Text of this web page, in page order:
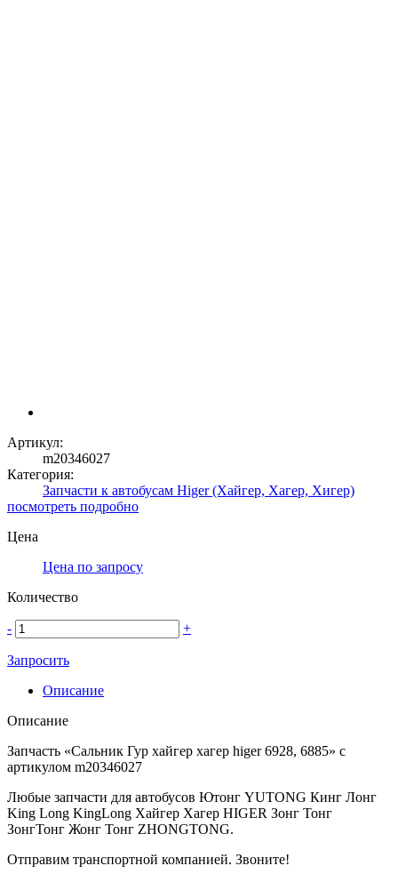
Артикул:
m20346027
Категория:
Запчасти к автобусам Higer (Хайгер, Хагер, Хигер)
посмотреть подробно
Цена
Цена по запросу
Количество
- +
Запросить
Описание
Описание
Запчасть «Сальник Гур хайгер хагер higer 6928, 6885» с
артикулом m20346027
Любые запчасти для автобусов Ютонг YUTONG Кинг Лонг
King Long KingLong Хайгер Хагер HIGER Зонг Тонг
ЗонгТонг Жонг Тонг ZHONGTONG.
Отправим транспортной компанией. Звоните!